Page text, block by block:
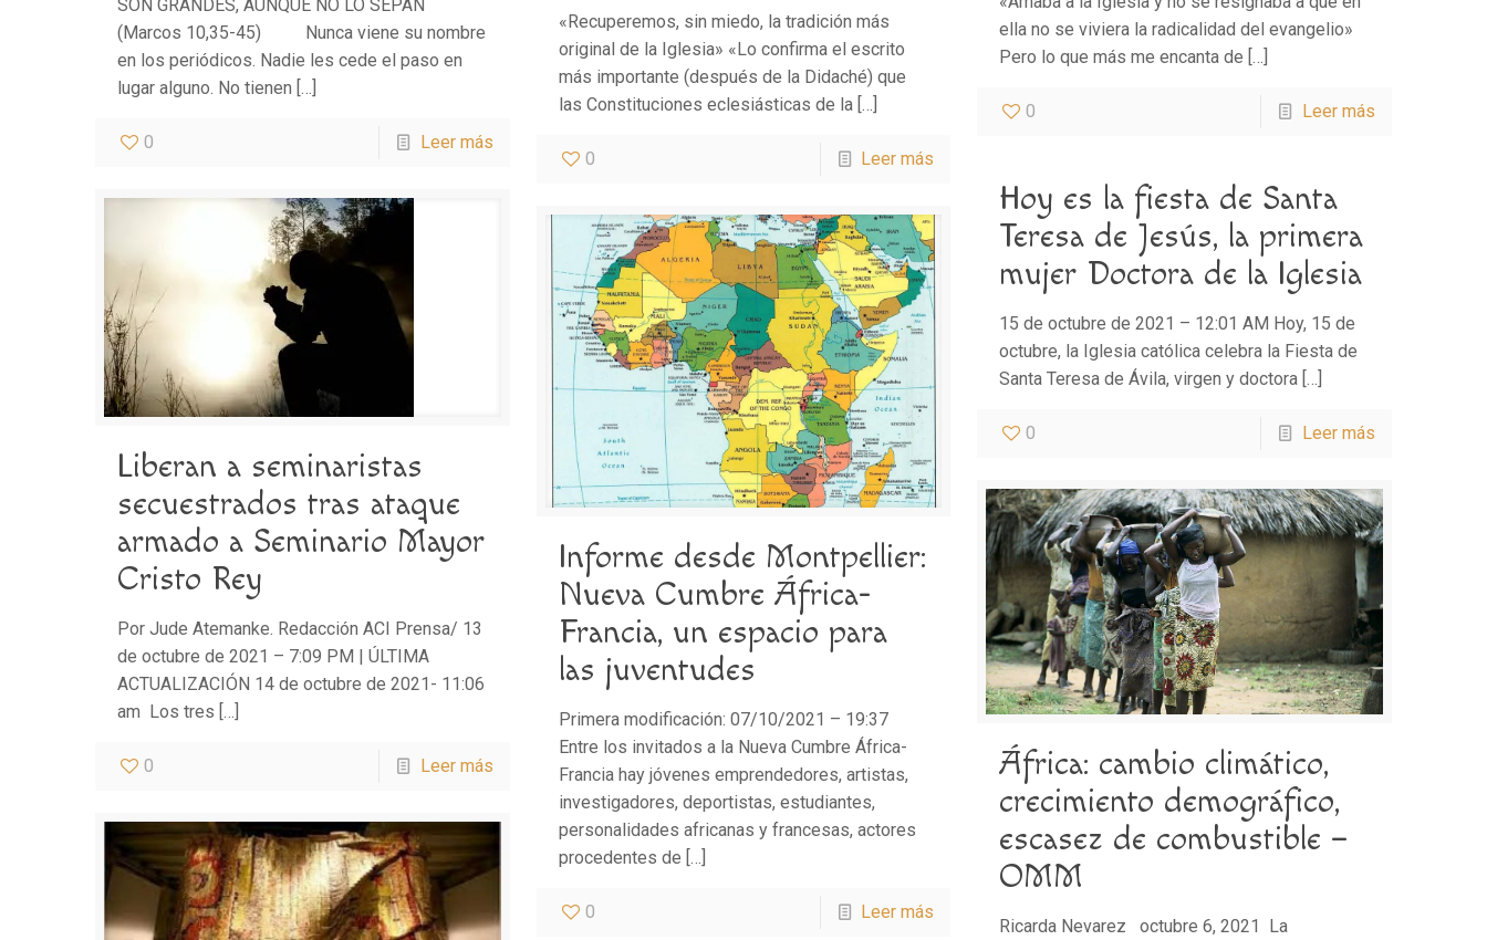
SON GRANDES, AUNQUE NO LO SEPAN
(Marcos 10,35-45) Nunca viene su nombre
en los periódicos. Nadie les cede el paso en
lugar alguno. No tienen […]
0 Leer más
«Recuperemos, sin miedo, la tradición más
original de la Iglesia» «Lo confirma el escrito
más importante (después de la Didaché) que
las Constituciones eclesiásticas de la[…]
0 Leer más
ella no se viviera la radicalidad del evangelio»
Pero lo que más me encanta de […]
0 Leer más
Hoy es la fiesta de Santa
Teresa de Jesús, la primera
mujer Doctora de la Iglesia
15 de octubre de 2021 – 12:01 AM Hoy, 15 de
octubre, la Iglesia católica celebra la Fiesta de
Santa Teresa de Ávila, virgen y doctora […]
0 Leer más
Liberan a seminaristas
secuestrados tras ataque
armado a Seminario Mayor
Cristo Rey
Por Jude Atemanke. Redacción ACI Prensa/ 13
de octubre de 2021 – 7:09 PM | ÚLTIMA
ACTUALIZACIÓN 14 de octubre de 2021- 11:06
am Los tres […]
0 Leer más
Informe desde Montpellier:
Nueva Cumbre África-
Francia, un espacio para
las juventudes
Primera modificación: 07/10/2021 – 19:37
Entre los invitados a la Nueva Cumbre África-
Francia hay jóvenes emprendedores, artistas,
investigadores, deportistas, estudiantes,
personalidades africanas y francesas, actores
procedentes de […]
0 Leer más
África: cambio climático,
crecimiento demográfico,
escasez de combustible –
OMM
Ricarda Nevarez octubre 6, 2021 La